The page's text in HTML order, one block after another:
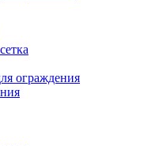
ограждения